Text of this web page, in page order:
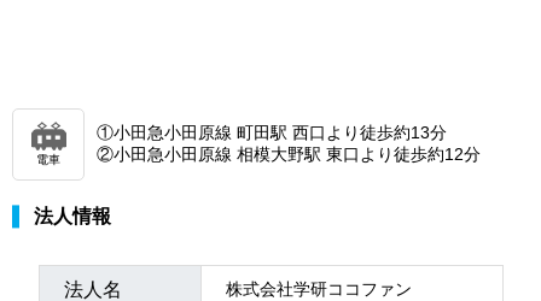
電車
①小田急小田原線 町田駅 西口より徒歩約13分
②小田急小田原線 相模大野駅 東口より徒歩約12分
法人情報
法人名 株式会社学研ココファン